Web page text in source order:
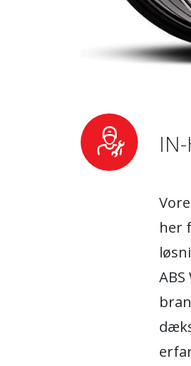
her